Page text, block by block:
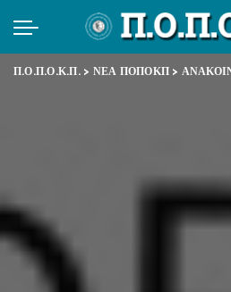
Π.Ο.Π.Ο.Κ.Π.> ΝΕΑ ΠΟΠΟΚΠ >